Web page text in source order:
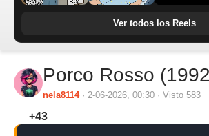
Ver todos los Reels
Porco Rosso
nela8114· 2-06-2026, 00:30 · Visto 583
+43